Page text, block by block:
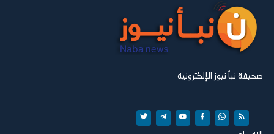
صحيفة نبأ نيوز الإلكترونية